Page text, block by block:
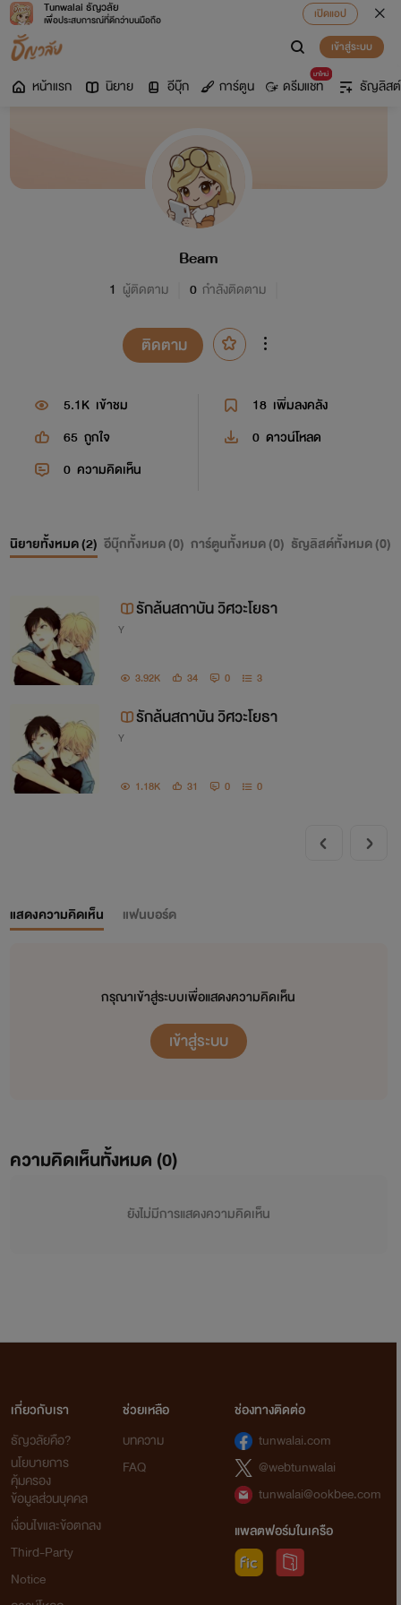
Tunwalai ธัญวลัย
เพื่อประสบการณ์ที่ดีกว่าบนมือถือ
เปิดแอป
เข้าสู่ระบบ
หน้าแรก นิยาย อีบุ๊ก การ์ตูน
มาใหม่
ดรีมแชท ธัญลิสต์
Beam
1 ผู้ติดตาม 0 กำลังติดตาม
ติดตาม
5.1K เข้าชม 18 เพิ่มลงคลัง
65 ถูกใจ 0 ดาวน์โหลด
0 ความคิดเห็น
นิยายทั้งหมด (2) อีบุ๊กทั้งหมด (0) การ์ตูนทั้งหมด (0) ธัญลิสต์ทั้งหมด (0)
รักล้นสถาบัน วิศวะโยธา
Y
3.92K 34 0 3
รักล้นสถาบัน วิศวะโยธา
Y
1.18K 31 0 0
แสดงความคิดเห็น แฟนบอร์ด
กรุณาเข้าสู่ระบบเพื่อแสดงความคิดเห็น
เข้าสู่ระบบ
ความคิดเห็นทั้งหมด (0)
ยังไม่มีการแสดงความคิดเห็น
เกี่ยวกับเรา
ธัญวลัยคือ?
นโยบายการ
คุ้มครอง
ข้อมูลส่วนบุคคล
เงื่อนไขและข้อตกลง
Third-Party
Notice
ช่วยเหลือ
บทความ
FAQ
ช่องทางติดต่อ
tunwalai.com
@webtunwalai
tunwalai@ookbee.com
แพลตฟอร์มในเครือ